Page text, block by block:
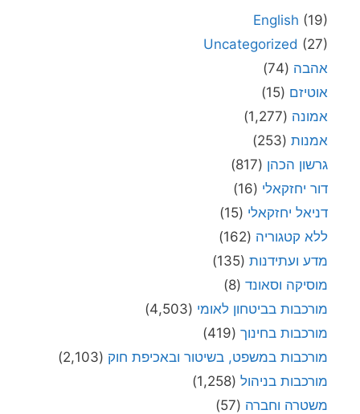
English (19)
Uncategorized (27)
אהבה (74)
אוטיזם (15)
אמונה (1,277)
אמנות (253)
גרשון הכהן (817)
דור יחזקאלי (16)
דניאל יחזקאלי (15)
ללא קטגוריה (162)
מדע ועתידנות (135)
מוסיקה וסאונד (8)
מורכבות בביטחון לאומי (4,503)
מורכבות בחינוך (419)
מורכבות במשפט, בשיטור ובאכיפת חוק (2,103)
מורכבות בניהול (1,258)
משטרה וחברה (57)